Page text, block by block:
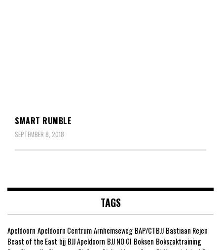
SMART RUMBLE
SEPTEMBER 8, 2018
TAGS
Apeldoorn Apeldoorn CentrumArnhemseweg BAP/CTBJJ Bastiaan Rejen
Beast of the East bjj BJJ Apeldoorn BJJ NO GI Boksen Bokszaktraining